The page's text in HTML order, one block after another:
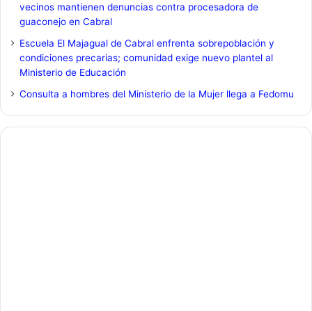
vecinos mantienen denuncias contra procesadora de
guaconejo en Cabral
Escuela El Majagual de Cabral enfrenta sobrepoblación y
condiciones precarias; comunidad exige nuevo plantel al
Ministerio de Educación
Consulta a hombres del Ministerio de la Mujer llega a Fedomu